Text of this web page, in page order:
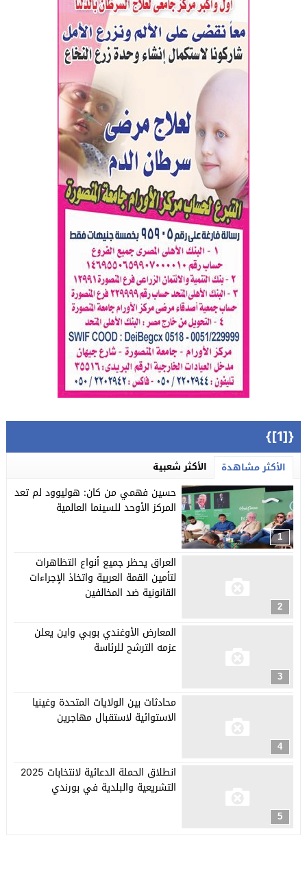
{[1]}
الأكثر مشاهدة الأكثر شعبية
1
حسين فهمي من كان: هوليوود لم تعد
المركز الأوحد للسينما العالمية
2
العراق يحظر جميع أنواع التظاهرات
لتأمين القمة العربية واتخاذ الإجراءات
القانونية ضد المخالفين
3
المعارض الأوغندي بوبي واين يعلن
عزمه الترشح للرئاسة
4
محادثات بين الولايات المتحدة وغينيا
الاستوائية لاستقبال مهاجرين
5
انطلاق الحملة الدعائية لانتخابات 2025
التشريعية والبلدية في بورندي